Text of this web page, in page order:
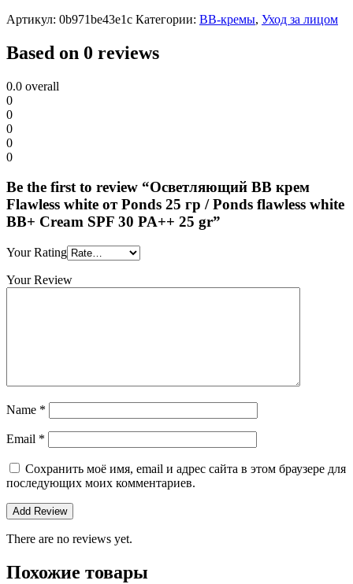
Артикул: 0b971be43e1c Категории: BB-кремы, Уход за лицом
Based on 0 reviews
0.0 overall
0
0
0
0
0
Be the first to review “Осветляющий ВВ крем
Flawless white от Ponds 25 гр / Ponds flawless white
BB+ Cream SPF 30 PA++ 25 gr”
Your Rating
Your Review
Name *
Email *
Сохранить моё имя, email и адрес сайта в этом браузере для
последующих моих комментариев.
There are no reviews yet.
Похожие товары